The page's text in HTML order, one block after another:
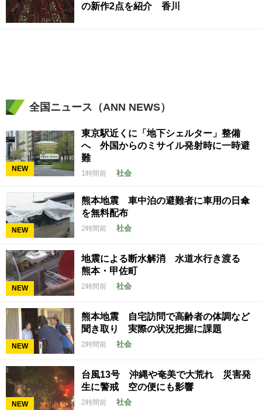
の新作2点を紹介 香川
全国ニュース（ANN NEWS）
NEW
東京駅近くに「地下シェルター」整備
へ 外国からのミサイル発射時に一時避
難
1時間前 社会
NEW
熊本地震 車中泊の避難者に車用の日傘
を無料配布
2時間前 社会
NEW
地震による断水解消 水道水行き渡る
熊本・甲佐町
2時間前 社会
NEW
熊本地震 自宅訪問で高齢者の体調など
聞き取り 実際の状況把握に課題
2時間前 社会
NEW
台風13号 沖縄や奄美で大荒れ 災害発
生に警戒 空の便にも影響
2時間前 社会